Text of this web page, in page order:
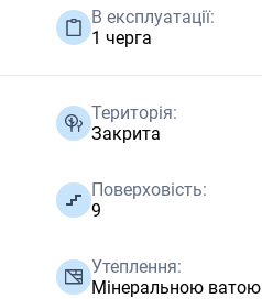
В експлуатації:
1 черга
Територія:
Закрита
Поверховість:
9
Утеплення:
Мінеральною ватою